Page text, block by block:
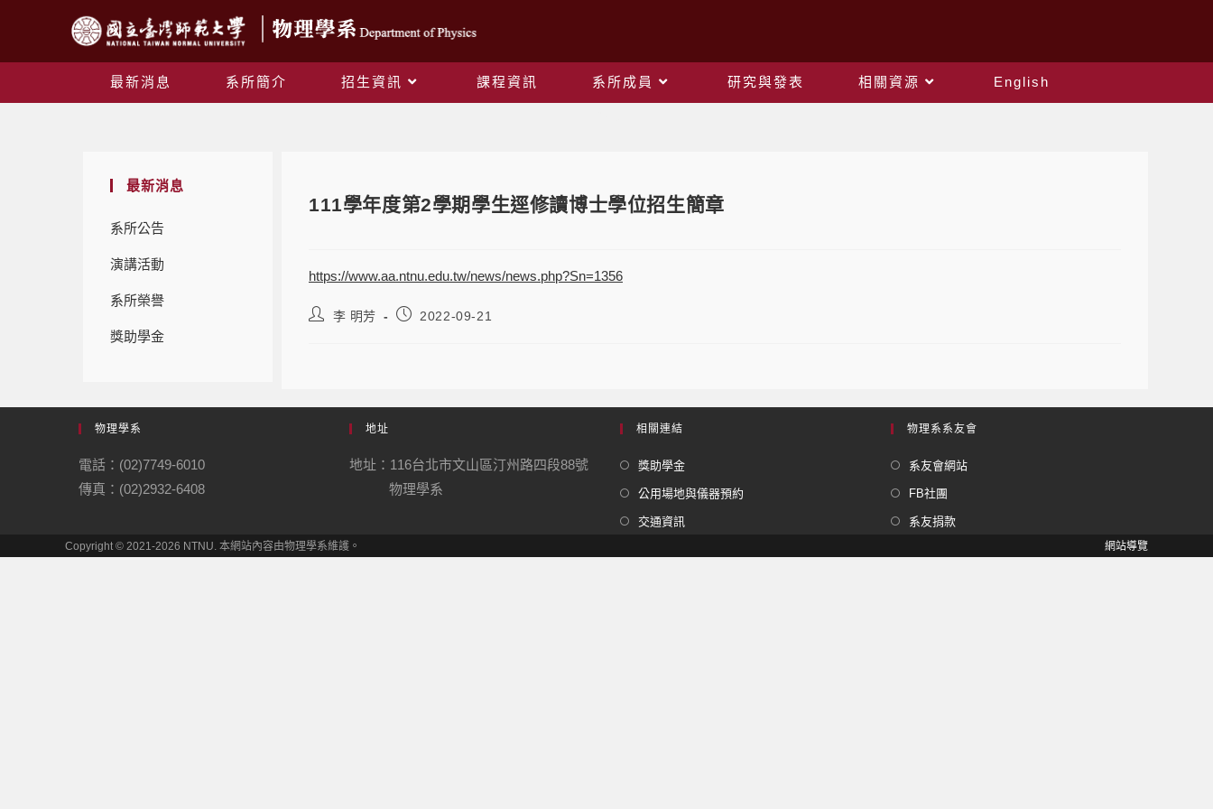
最新消息 系所簡介 招生資訊 課程資訊 系所成員 研究與發表 相關資源 English
最新消息
系所公告
演講活動
系所榮譽
獎助學金
111學年度第2學期學生逕修讀博士學位招生簡章
https://www.aa.ntnu.edu.tw/news/news.php?Sn=1356
李 明芳 2022-09-21
物理學系
電話：(02)7749-6010
傳真：(02)2932-6408
地址
地址：116台北市文山區汀州路四段88號
物理學系
相關連結
獎助學金
公用場地與儀器預約
交通資訊
物理系系友會
系友會網站
FB社團
系友捐款
網站導覽
Copyright © 2021-2026 NTNU. 本網站內容由物理學系維護。